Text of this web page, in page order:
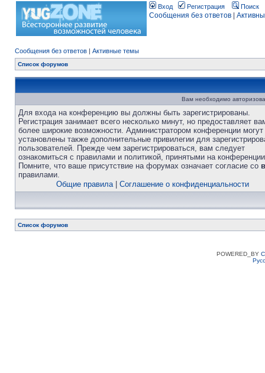
Вход Регистрация Поиск
Сообщения без ответов
Сообщения без ответов | Активные темы
Список форумов
Вам необходимо
Для входа на конференцию вы должны быть зарегистрированы.
Регистрация занимает всего несколько минут, но предоставляет
более широкие возможности. Администратором конференции
установлены также дополнительные привилегии для
пользователей. Прежде чем зарегистрироваться, вам следует
ознакомиться с правилами и политикой, принятыми на
Помните, что ваше присутствие на форумах означает согласие со
правилами.
Общие правила| Соглашение о конфиденциальности
Список форумов
POWERED_BY